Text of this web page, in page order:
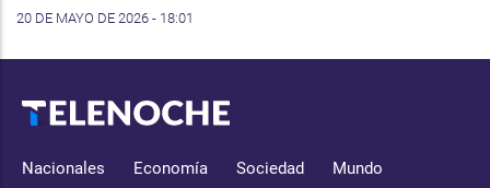
20 DE MAYO DE 2026 - 18:01
Nacionales Economía Sociedad Mundo